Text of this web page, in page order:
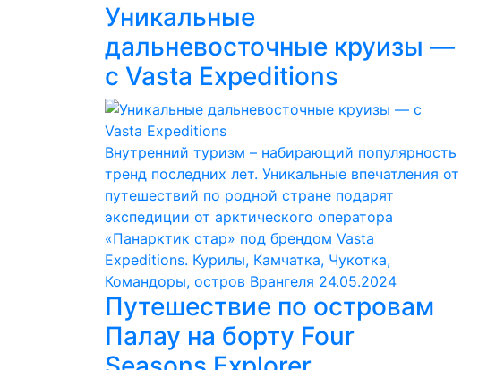
Уникальные
дальневосточные круизы —
с Vasta Expeditions
Внутренний туризм – набирающий популярность
тренд последних лет. Уникальные впечатления от
путешествий по родной стране подарят
экспедиции от арктического оператора
«Панарктик стар» под брендом Vasta
Expeditions. Курилы, Камчатка, Чукотка,
Командоры, остров Врангеля 24.05.2024
Путешествие по островам
Палау на борту Four